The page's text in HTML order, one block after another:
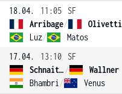
18.04. 11:05
SF
Arribage/
Olivetti
Luz/ Matos
17.04.
13:10
SF
Schnaitter /
Wallner
Bhambri / Venus